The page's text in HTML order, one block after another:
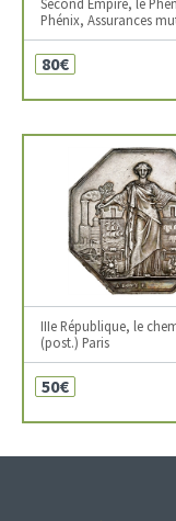
Second Empire, le
Phénix, Assurances
80€
IIIe République, le
(post.) Paris
50€